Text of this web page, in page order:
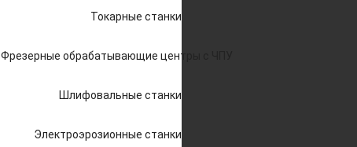
Токарные станки
Фрезерные обрабатывающие центры с ЧПУ
Шлифовальные станки
Электроэрозионные станки